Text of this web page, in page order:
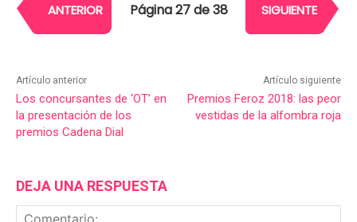
ANTERIOR Página 27 de 38 SIGUIENTE
Artículo anterior
Los concursantes de ‘OT’ en
la presentación de los
premios Cadena Dial
Artículo siguiente
Premios Feroz 2018: las peor
vestidas de la alfombra roja
DEJA UNA RESPUESTA